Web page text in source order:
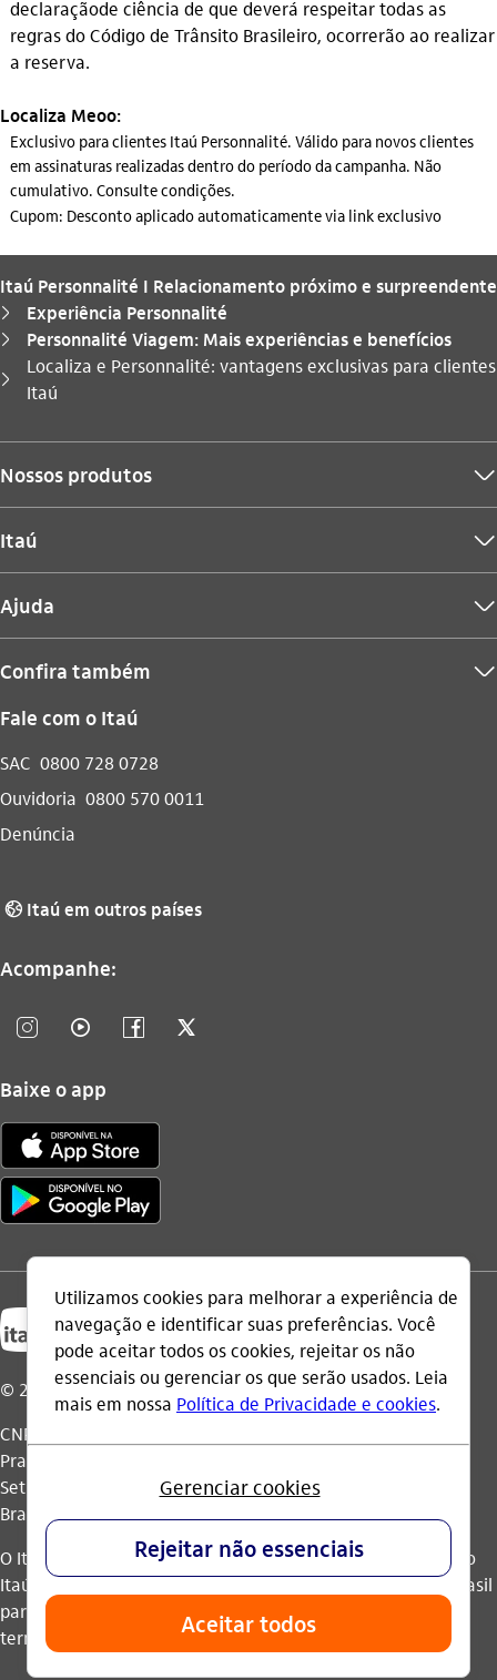
declaraçãode ciência de que deverá respeitar todas as
regras do Código de Trânsito Brasileiro, ocorrerão ao realizar
a reserva.
Localiza Meoo:
Exclusivo para clientes Itaú Personnalité. Válido para novos clientes
em assinaturas realizadas dentro do período da campanha. Não
cumulativo. Consulte condições.
Cupom: Desconto aplicado automaticamente via link exclusivo
Itaú Personnalité I Relacionamento próximo e surpreendente
seta_direita Experiência Personnalité
seta_direita Personnalité Viagem: Mais experiências e benefícios
seta_direita
Você está aqui:
Localiza e Personnalité: vantagens exclusivas para clientes
Itaú
Nossos produtos seta_baixo
Itaú seta_baixo
Ajuda seta_baixo
Confira também seta_baixo
Fale com o Itaú
SAC 0800 728 0728
Ouvidoria 0800 570 0011
Denúncia
globo_outline Itaú em outros países
Acompanhe:
instagram_outline video_outline facebook_outline twitter_outline
Baixe o app
© 2026 Itaú Unibanco Holding S.A.
CNPJ: 60.872.504/0001-23
Praça Alfredo Egydio de Souza Aranha, 100, Torre Olavo
Setubal, Parque Jabaquara - CEP 04344-902 - São Paulo -
Brasil.
O Itaú Unibanco Holding S.A. é integrante do Conglomerado
Itaú Unibanco e possui autorização do Banco Central do Brasil
para operar como banco múltiplo e realizar operações nos
termos da legislação vigente.